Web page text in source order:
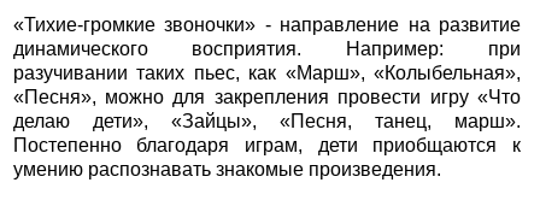
«Тихие-громкие звоночки» - направление на развитие
динамического восприятия. Например: при
разучивании таких пьес, как «Марш», «Колыбельная»,
«Песня», можно для закрепления провести игру «Что
делаю дети», «Зайцы», «Песня, танец, марш».
Постепенно благодаря играм, дети приобщаются к
умению распознавать знакомые произведения.